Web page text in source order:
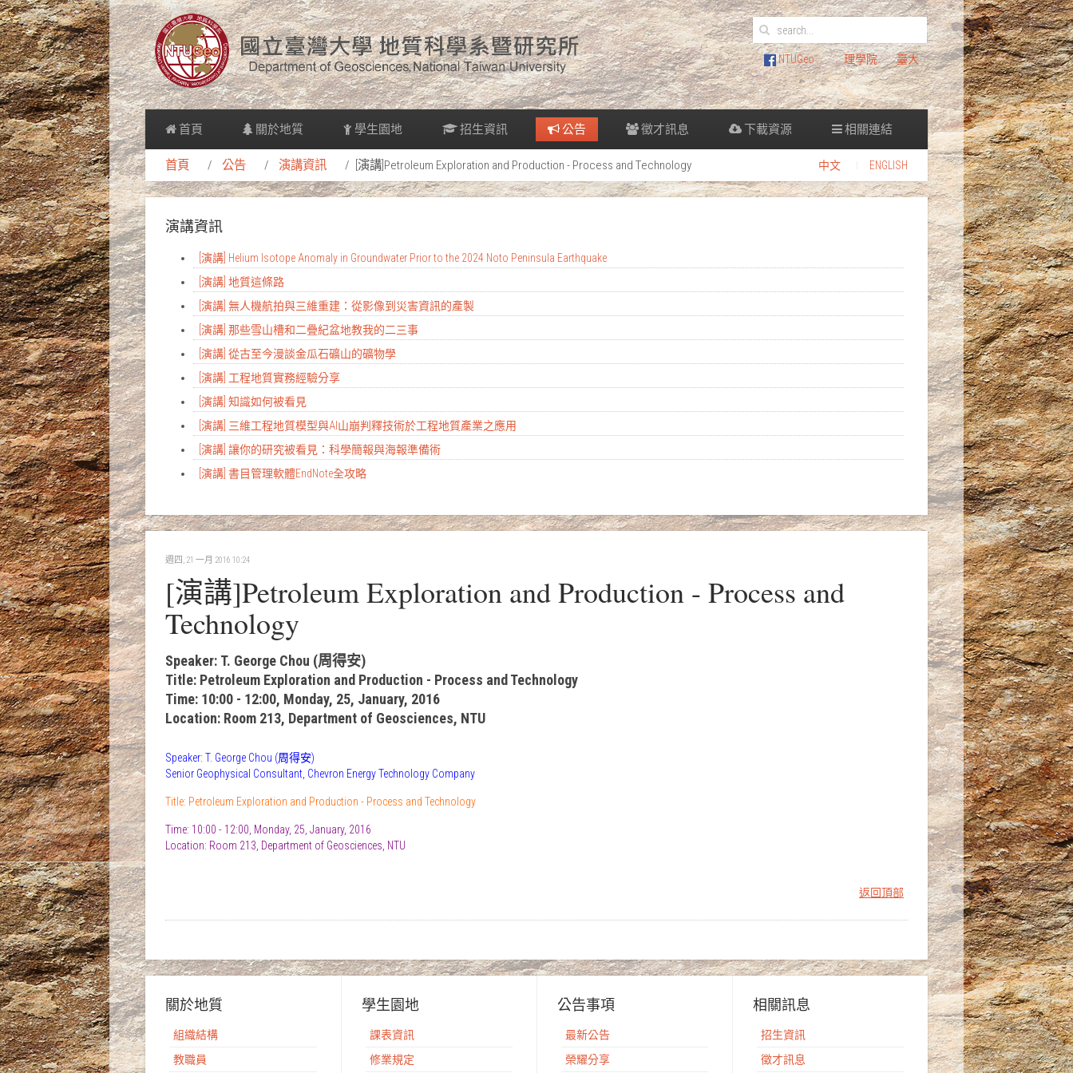
NTUGeo 理學院 臺大
首頁 關於地質 學生園地 招生資訊 公告 徵才訊息 下載資源 相關連結
首頁 公告 演講資訊 [演講]Petroleum Exploration and Production - Process and Technology 中文 ENGLISH
演講資訊
[演講] Helium Isotope Anomaly in Groundwater Prior to the 2024 Noto Peninsula Earthquake
[演講] 地質這條路
[演講] 無人機航拍與三維重建：從影像到災害資訊的產製
[演講] 那些雪山槽和二疊紀盆地教我的二三事
[演講] 從古至今漫談金瓜石礦山的礦物學
[演講] 工程地質實務經驗分享
[演講] 知識如何被看見
[演講] 三維工程地質模型與AI山崩判釋技術於工程地質產業之應用
[演講] 讓你的研究被看見：科學簡報與海報準備術
[演講] 書目管理軟體EndNote全攻略
週四, 21 一月 2016 10:24
[演講]Petroleum Exploration and Production - Process and
Technology
Speaker: T. George Chou (周得安)
Title: Petroleum Exploration and Production - Process and Technology
Time: 10:00 - 12:00, Monday, 25, January, 2016
Location: Room 213, Department of Geosciences, NTU
Speaker: T. George Chou (周得安)
Senior Geophysical Consultant, Chevron Energy Technology Company
Title: Petroleum Exploration and Production - Process and Technology
Time: 10:00 - 12:00, Monday, 25, January, 2016
Location: Room 213, Department of Geosciences, NTU
返回頂部
關於地質
組織結構
教職員
學生園地
課表資訊
修業規定
公告事項
最新公告
榮耀分享
相關訊息
招生資訊
徵才訊息